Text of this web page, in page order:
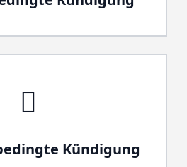
Kündigung